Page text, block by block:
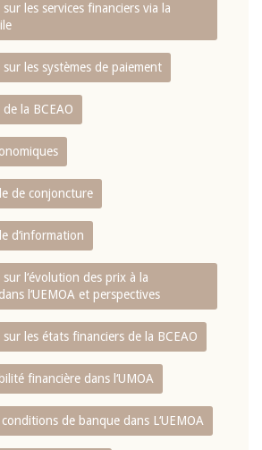
les services financiers via la
les systèmes de paiement
la BCEAO
de conjoncture
d‘information
l‘évolution des prix à la
l‘UEMOA et perspectives
les états financiers de la BCEAO
financière dans l‘UMOA
de banque dans L‘UEMOA